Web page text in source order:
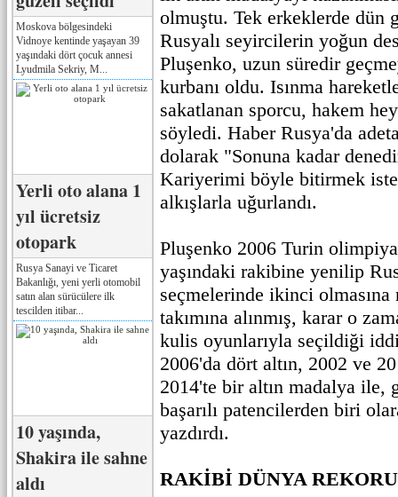
Moskova bölgesindeki
Vidnoye kentinde yaşayan 39
yaşındaki dört çocuk annesi
Lyudmila Sekriy, M...
Yerli oto alana 1
yıl ücretsiz
otopark
Rusya Sanayi ve Ticaret
Bakanlığı, yeni yerli otomobil
satın alan sürücülere ilk
tescilden itibar...
10 yaşında,
Shakira ile sahne
aldı
olmuştu. Tek erkeklerde dün
Rusyalı seyircilerin yoğun
Pluşenko, uzun süredir
kurbanı oldu. Isınma
sakatlanan sporcu, hakem
söyledi. Haber Rusya'da
dolarak "Sonuna kadar
Kariyerimi böyle bitirmek
alkışlarla uğurlandı.
Pluşenko 2006 Turin
yaşındaki rakibine yenilip
seçmelerinde ikinci
takımına alınmış, karar o
kulis oyunlarıyla seçildiği
2006'da dört altın, 2002 ve
2014'te bir altın madalya ile,
başarılı patencilerden biri
yazdırdı.
RAKİBİ DÜNYA